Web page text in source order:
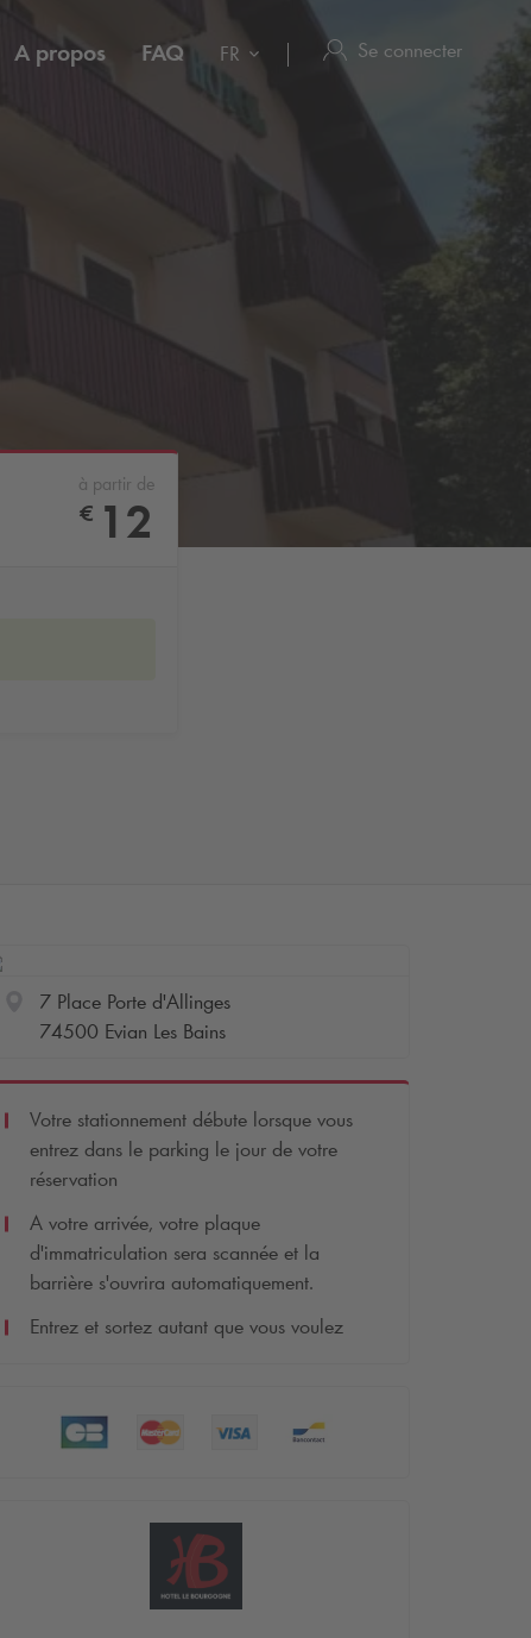
A propos FAQ FR Se connecter
à partir de
€ 12
7 Place Porte d'Allinges
74500 Evian Les Bains
Votre stationnement débute lorsque vous
entrez dans le parking le jour de votre
réservation
A votre arrivée, votre plaque
d'immatriculation sera scannée et la
barrière s'ouvrira automatiquement.
Entrez et sortez autant que vous voulez